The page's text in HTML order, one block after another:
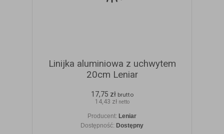
Linijka aluminiowa z uchwytem
20cm Leniar
17,75 zł brutto
14,43 zł netto
Producent: Leniar
Dostępność: Dostępny